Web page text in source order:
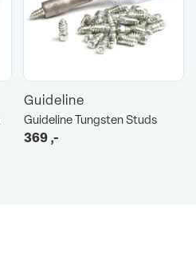
Guideline
Guideline Tungsten Studs
369,-